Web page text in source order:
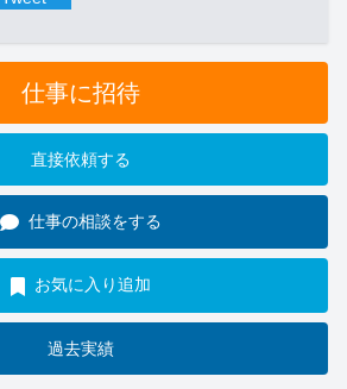
仕事に招待
直接依頼する
仕事の相談をする
お気に入り追加
過去実績